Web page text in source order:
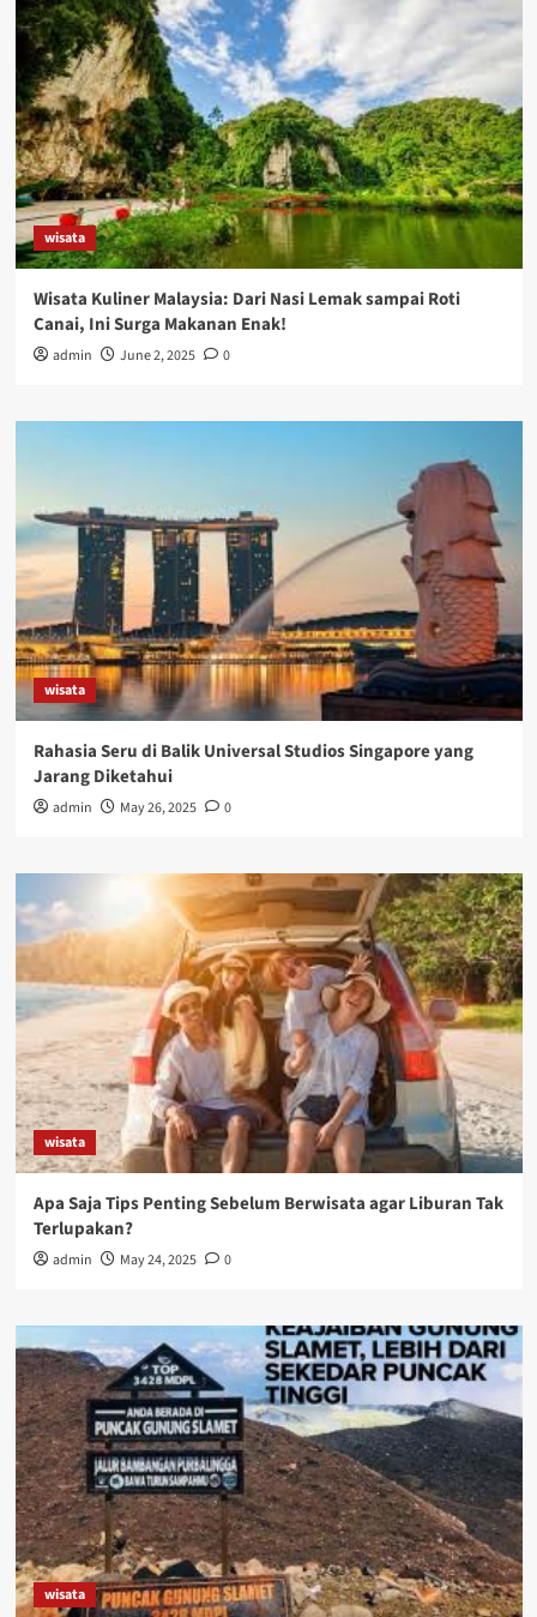
wisata
Wisata Kuliner Malaysia: Dari Nasi Lemak sampai Roti
Canai, Ini Surga Makanan Enak!
admin June 2, 2025 0
wisata
Rahasia Seru di Balik Universal Studios Singapore yang
Jarang Diketahui
admin May 26, 2025 0
wisata
Apa Saja Tips Penting Sebelum Berwisata agar Liburan Tak
Terlupakan?
admin May 24, 2025 0
wisata